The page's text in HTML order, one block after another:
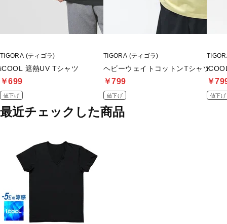
TIGORA (ティゴラ)
iCOOL 遮熱UV Tシャツ
￥699
値下げ
TIGORA (ティゴラ)
ヘビーウェイトコットンTシャツ
￥799
値下げ
￥
値下げ
最近チェックした商品